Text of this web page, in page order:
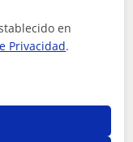
en
Privacidad.